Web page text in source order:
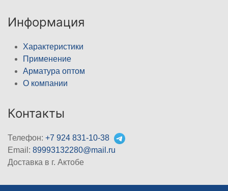
Информация
Характеристики
Применение
Арматура оптом
О компании
Контакты
Телефон: +7 924 831-10-38
Email: 89993132280@mail.ru
Доставка в г. Актобе